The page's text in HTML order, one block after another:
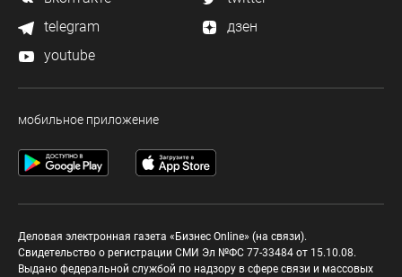
telegram
дзен
youtube
мобильное приложение
Деловая электронная газета «Бизнес Online» (на связи).
Свидетельство о регистрации СМИ Эл №ФС 77-33484 от 15.10.08.
Выдано федеральной службой по надзору в сфере связи и массовых